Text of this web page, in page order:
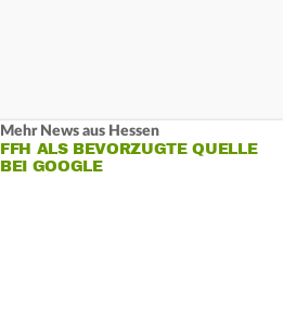
Mehr News aus Hessen
FFH ALS BEVORZUGTE QUELLE
BEI GOOGLE